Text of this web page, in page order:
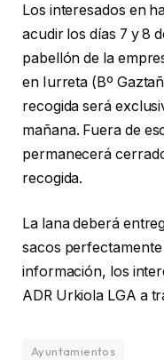
Los interesados en
acudir los días 7 y 8
pabellón de la
en Iurreta (Bº
recogida será
mañana. Fuera de
permanecerá
recogida.
La lana deberá
sacos
información, los
ADR Urkiola LGA a
Ayuntamientos